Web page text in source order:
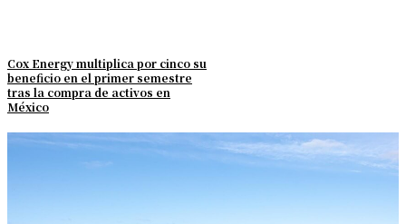
Cox Energy multiplica por cinco su
beneficio en el primer semestre
tras la compra de activos en
México